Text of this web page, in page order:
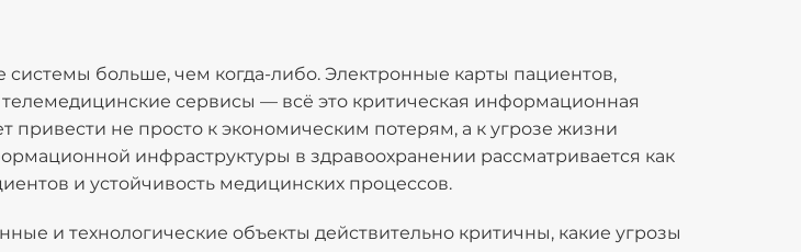
больше, чем когда-либо. Электронные карты пациентов,
сервисы — всё это критическая информационная
не просто к экономическим потерям, а к угрозе жизни
инфраструктуры в здравоохранении рассматривается как
и устойчивость медицинских процессов.
и технологические объекты действительно критичны, какие угрозы